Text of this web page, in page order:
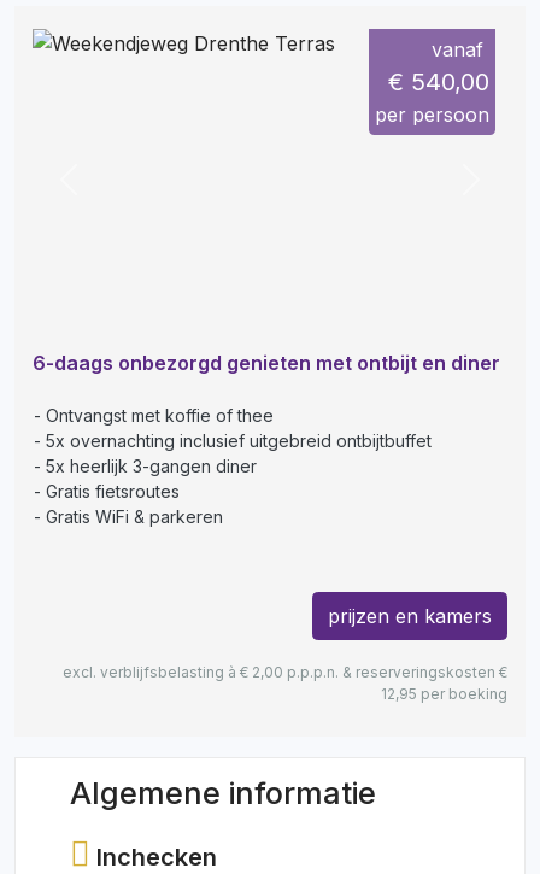
vanaf
€ 540,00
per persoon
6-daags onbezorgd genieten met ontbijt en diner
Ontvangst met koffie of thee
5x overnachting inclusief uitgebreid ontbijtbuffet
5x heerlijk 3-gangen diner
Gratis fietsroutes
Gratis WiFi & parkeren
prijzen en kamers
excl. verblijfsbelasting à € 2,00 p.p.p.n. & reserveringskosten €
12,95 per boeking
Algemene informatie
Inchecken